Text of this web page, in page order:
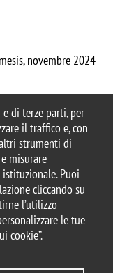
di terze parti, per
il traffico e, con
strumenti di
misurare
Puoi
cliccando su
l’utilizzo
le tue
cookie”.
novembre 2024
di Milano-Bicocca
- 20126, Milano